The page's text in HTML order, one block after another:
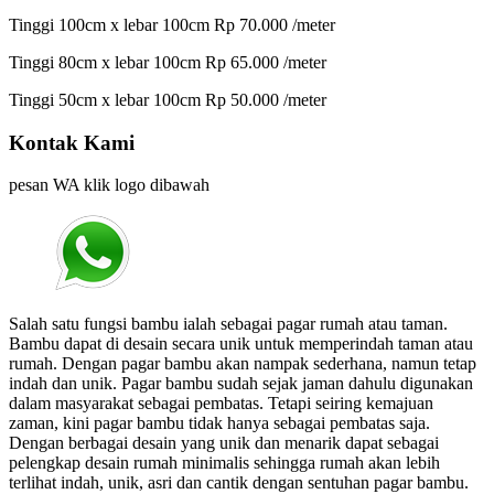
Tinggi 100cm x lebar 100cm Rp 70.000 /meter
Tinggi 80cm x lebar 100cm Rp 65.000 /meter
Tinggi 50cm x lebar 100cm Rp 50.000 /meter
Kontak Kami
pesan WA klik logo dibawah
Salah satu fungsi bambu ialah sebagai pagar rumah atau taman.
Bambu dapat di desain secara unik untuk memperindah taman atau
rumah. Dengan pagar bambu akan nampak sederhana, namun tetap
indah dan unik. Pagar bambu sudah sejak jaman dahulu digunakan
dalam masyarakat sebagai pembatas. Tetapi seiring kemajuan
zaman, kini pagar bambu tidak hanya sebagai pembatas saja.
Dengan berbagai desain yang unik dan menarik dapat sebagai
pelengkap desain rumah minimalis sehingga rumah akan lebih
terlihat indah, unik, asri dan cantik dengan sentuhan pagar bambu.